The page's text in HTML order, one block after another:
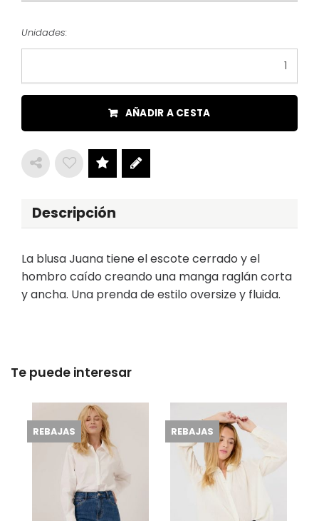
Unidades:
AÑADIR A CESTA
Descripción
La blusa Juana tiene el escote cerrado y el
hombro caído creando una manga raglán corta
y ancha. Una prenda de estilo oversize y fluida.
Te puede interesar
REBAJAS REBAJAS